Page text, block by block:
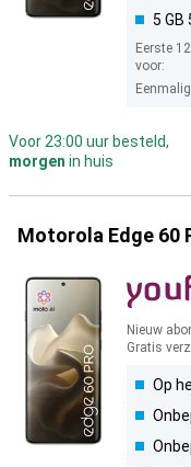
5 GB
Eerste
voor:
Voor 23:00 uur besteld,
morgen in huis
Motorola Edge 60
Nieuw
Gratis
Op